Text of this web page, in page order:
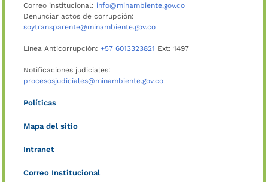
Correo institucional: info@minambiente.gov.co
Denunciar actos de corrupción:
soytransparente@minambiente.gov.co
Línea Anticorrupción: +57 6013323821 Ext: 1497
Notificaciones judiciales:
procesosjudiciales@minambiente.gov.co
Políticas
Mapa del sitio
Intranet
Correo Institucional